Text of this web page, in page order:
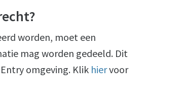
worden, moet een
mag worden gedeeld. Dit
omgeving. Klik hiervoor